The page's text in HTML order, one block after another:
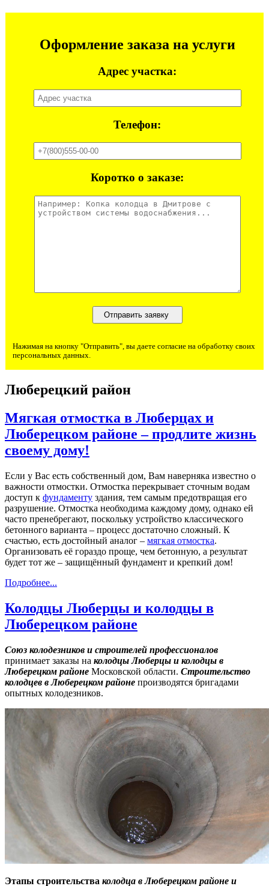
Оформление заказа на услуги
Адрес участка:
Телефон:
Коротко о заказе:
Нажимая на кнопку "Отправить", вы даете согласие на обработку своих
персональных данных.
Люберецкий район
Мягкая отмостка в Люберцах и
Люберецком районе – продлите жизнь
своему дому!
Если у Вас есть собственный дом, Вам наверняка известно о
важности отмостки. Отмостка перекрывает сточным водам
доступ к фундаменту здания, тем самым предотвращая его
разрушение. Отмостка необходима каждому дому, однако ей
часто пренебрегают, поскольку устройство классического
бетонного варианта – процесс достаточно сложный. К
счастью, есть достойный аналог – мягкая отмостка.
Организовать её гораздо проще, чем бетонную, а результат
будет тот же – защищённый фундамент и крепкий дом!
Подробнее...
Колодцы Люберцы и колодцы в
Люберецком районе
Союз колодезников и строителей профессионалов
принимает заказы на колодцы Люберцы и колодцы в
Люберецком районе Московской области. Строительство
колодцев в Люберецком районе производятся бригадами
опытных колодезников.
Этапы строительства колодца в Люберецком районе и